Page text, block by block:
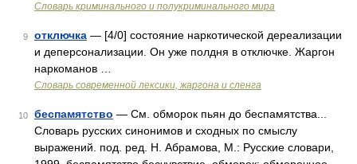
Словарь криминального и полукриминального мира
9 отключка — [4/0] состояние наркотической дереализации
и деперсонализации. Он уже полдня в отключке. Жаргон
наркоманов …
Cловарь современной лексики, жаргона и сленга
10 беспамятство — См. обморок пьян до беспамятства...
Словарь русских синонимов и сходных по смыслу
выражений. под. ред. Н. Абрамова, М.: Русские словари,